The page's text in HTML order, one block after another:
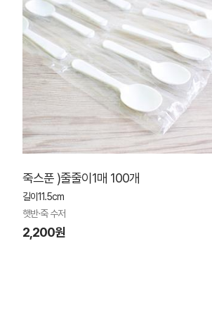
죽스푼 )줄줄이1매 100개
길이11.5cm
햇반·죽 수저
2,200원